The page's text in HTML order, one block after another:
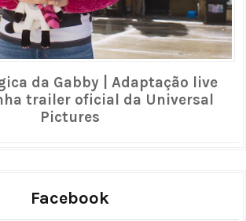
da Gabby | Adaptação live
trailer oficial da Universal
Pictures
Facebook